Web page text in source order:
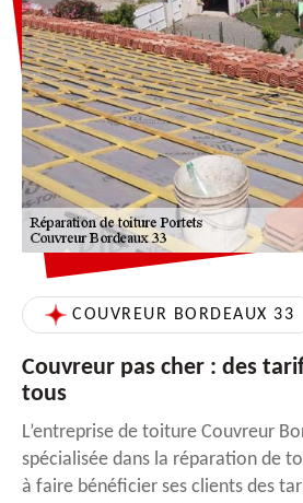
COUVREUR BORDEAUX 33
Couvreur pas cher : des
tous
L’entreprise de toiture Couvreur
spécialisée dans la réparation de
à faire bénéficier ses clients des